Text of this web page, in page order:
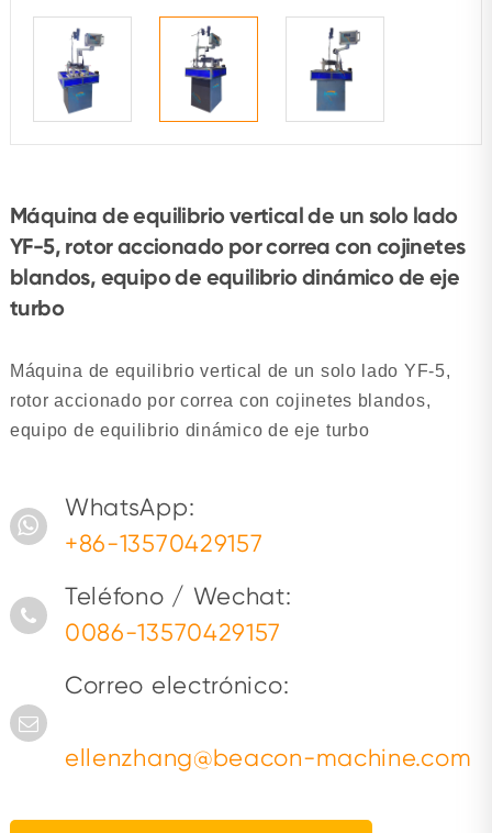
Máquina de equilibrio vertical de un solo lado
YF-5, rotor accionado por correa con cojinetes
blandos, equipo de equilibrio dinámico de eje
turbo
Máquina de equilibrio vertical de un solo lado YF-5,
rotor accionado por correa con cojinetes blandos,
equipo de equilibrio dinámico de eje turbo
WhatsApp:
+86-13570429157
Teléfono / Wechat:
0086-13570429157
Correo electrónico:
ellenzhang@beacon-machine.com